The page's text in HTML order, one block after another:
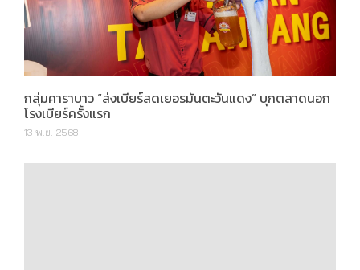
กลุ่มคาราบาว “ส่งเบียร์สดเยอรมันตะวันแดง” บุกตลาดนอก
โรงเบียร์ครั้งแรก
13 พ.ย. 2568